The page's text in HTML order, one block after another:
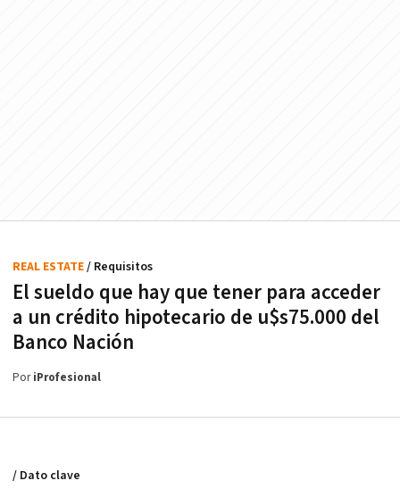
El sueldo que hay que tener para acceder
a un crédito hipotecario de u$s75.000 del
Banco Nación
REAL ESTATE/ Requisitos
PoriProfesional
/ Dato clave